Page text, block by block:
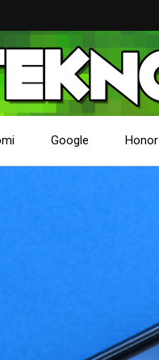
Google Honor